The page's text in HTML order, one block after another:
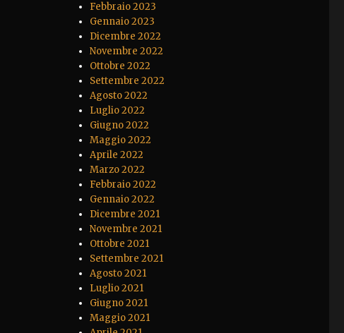
Febbraio 2023
Gennaio 2023
Dicembre 2022
Novembre 2022
Ottobre 2022
Settembre 2022
Agosto 2022
Luglio 2022
Giugno 2022
Maggio 2022
Aprile 2022
Marzo 2022
Febbraio 2022
Gennaio 2022
Dicembre 2021
Novembre 2021
Ottobre 2021
Settembre 2021
Agosto 2021
Luglio 2021
Giugno 2021
Maggio 2021